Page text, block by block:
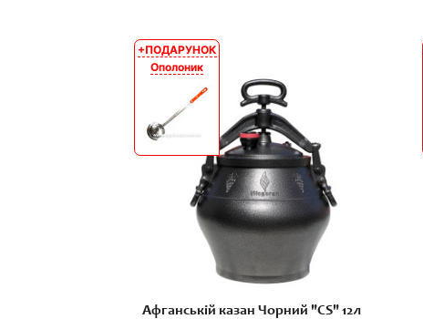
АКЦІЯ
+ПОДАРУНОК
Ополоник
Афганській казан Чорний "CS" 12л